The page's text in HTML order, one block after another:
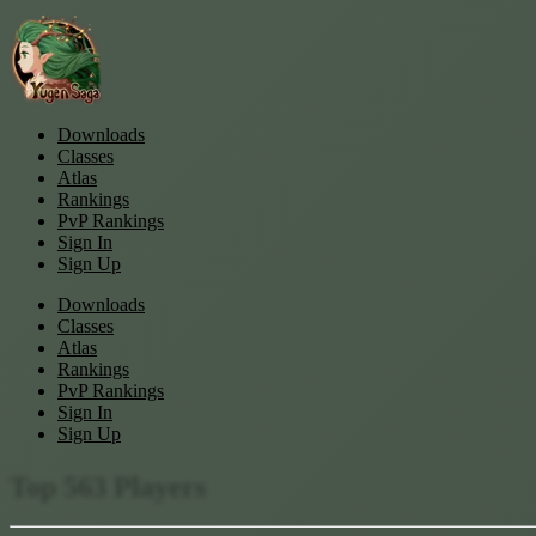
Downloads
Classes
Atlas
Rankings
PvP Rankings
Sign In
Sign Up
Downloads
Classes
Atlas
Rankings
PvP Rankings
Sign In
Sign Up